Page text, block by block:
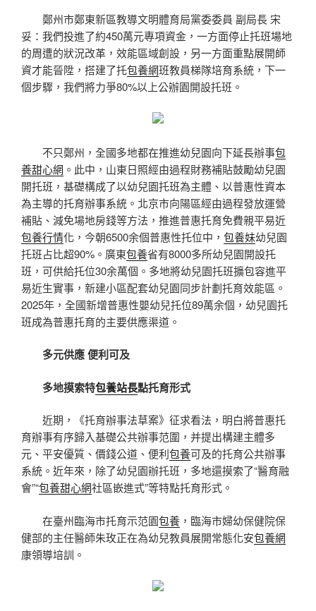
鄭州市鄭東新區教導文明體育局黨委委員 副局長 宋
妥：我們投進了約450萬元專項資金，一方面停止托班場地
的周遭的狀況改革，效能區域創設，另一方面重點展開師
資才能晉陞，搭建了托包養網班教員梯隊培育系統，下一
個步驟，我們將力爭80%以上公辦園開設托班。
不只鄭州，全國多地都在推進幼兒園向下延長辦事包
養甜心網 。此中，山東日照經由過程財務補貼鼓勵幼兒園
開托班，基礎構成了以幼兒園托班為主體、以普惠性資本
為主導的托育辦事系統。北京市向陽區經由過程發放運營
補貼、減免場地房錢等方法，推進普惠托育免費親平易近
包養行情化，今朝6500余個普惠性托位中， 包養妹幼兒園
托班占比超90%。廣東包養省有8000多所幼兒園開設托
班，可供給托位30余萬個。多地將幼兒園托班擴包容進平
易近生實事，新建小區配套幼兒園同步計劃托育效能區。
2025年，全國新增普惠性嬰幼兒托位89萬余個，幼兒園托
班成為普惠托育的主要供應渠道。
多元供應 便利可及
多地摸索特包養站長點托育形式
近期，《托育辦事法草案》征求看法，明白將普惠托
育辦事有序歸入基礎公共辦事范圍，并提出構建主體多
元、平安優質、價錢公道、便利包養可及的托育公共辦事
系統。近年來，除了幼兒園辦托班，多地還摸索了“醫育融
會”“包養甜心網社區嵌進式”等特點托育形式。
在臺州臨海市托育示范園包養 ，臨海市婦幼保健院保
健部的主任醫師朱玫正在為幼兒教員展開常態化安包養網
康領導培訓。